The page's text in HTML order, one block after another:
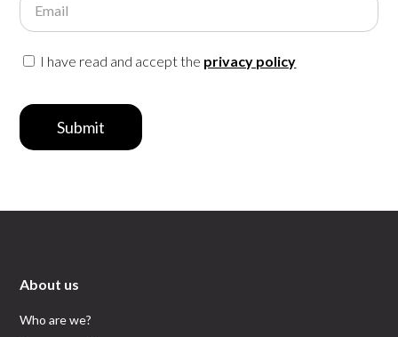
Email
I have read and accept the privacy policy
Submit
About us
Who are we?